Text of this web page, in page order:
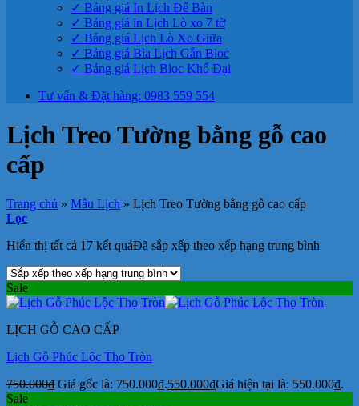
✓ Bảng giá In Lịch Để Bàn
✓ Bảng giá in Lịch Lò xo 7 tờ
✓ Bảng giá Lịch Lò Xo Giữa
✓ Bảng giá Bìa Lịch Gắn Bloc
✓ Bảng giá Lịch Bloc Khổ Đại
Tư vấn & Đặt hàng: 0983 559 554
Lịch Treo Tường bằng gỗ cao
cấp
Trang chủ » Mẫu Lịch » Lịch Treo Tường bằng gỗ cao cấp
Lọc
Hiển thị tất cả 17 kết quảĐã sắp xếp theo xếp hạng trung bình
Sale
LỊCH GỖ CAO CẤP
Lịch Gỗ Phúc Lộc Thọ Tròn
750.000₫ Giá gốc là: 750.000₫.550.000₫Giá hiện tại là: 550.000₫.
Sale